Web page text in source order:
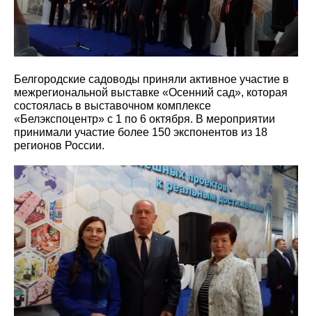
Белгородские садоводы приняли активное участие в
межрегиональной выставке «Осенний сад», которая
состоялась в выставочном комплексе
«Белэкспоцентр» с 1 по 6 октября. В мероприятии
принимали участие более 150 экспонентов из 18
регионов России.